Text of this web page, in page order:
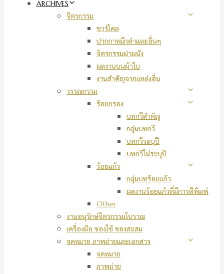
ARCHIVES
จิตรกรรม
ชาร์โคล
ปากกาหมึกดำและอื่นๆ
จิตรกรรมฝาผนัง
ผลงานบนผ้าใบ
งานสำคัญจากแหล่งอื่น
วรรณกรรม
ร้อยกรอง
บทกวีสำคัญ
กลุ่มบทกวี
บทกวีระบุปี
บทกวีไม่ระบุปี
ร้อยแก้ว
กลุ่มบทร้อยแก้ว
ผลงานร้อยแก้วที่มีการตีพิมพ์
Other
งานอนุรักษ์จิตรกรรมโบราณ
เครื่องมือ ของใช้ ของสะสม
จดหมาย ภาพถ่ายและเอกสาร
จดหมาย
ภาพถ่าย